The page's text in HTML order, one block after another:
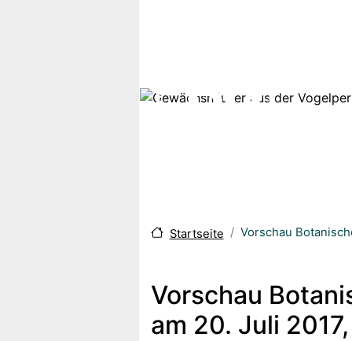
Startseite Vorschau
Vorschau
am 20. Juli